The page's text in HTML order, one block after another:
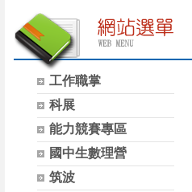
工作職掌
科展
能力競賽專區
國中生數理營
筑波